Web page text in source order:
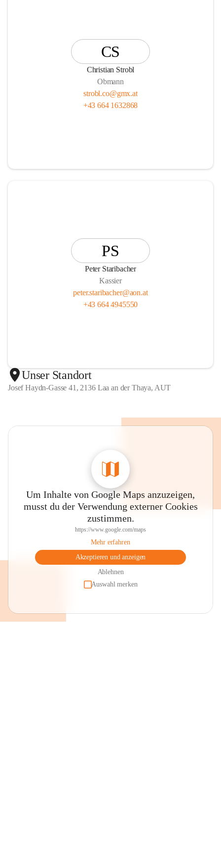
CS
Christian Strobl
Obmann
strobl.co@gmx.at
+43 664 1632868
PS
Peter Staribacher
Kassier
peter.staribacher@aon.at
+43 664 4945550
Unser Standort
Josef Haydn-Gasse 41, 2136 Laa an der Thaya, AUT
Um Inhalte von Google Maps anzuzeigen,
musst du der Verwendung externer Cookies
zustimmen.
https://www.google.com/maps
Mehr erfahren
Akzeptieren und anzeigen
Ablehnen
Auswahl merken